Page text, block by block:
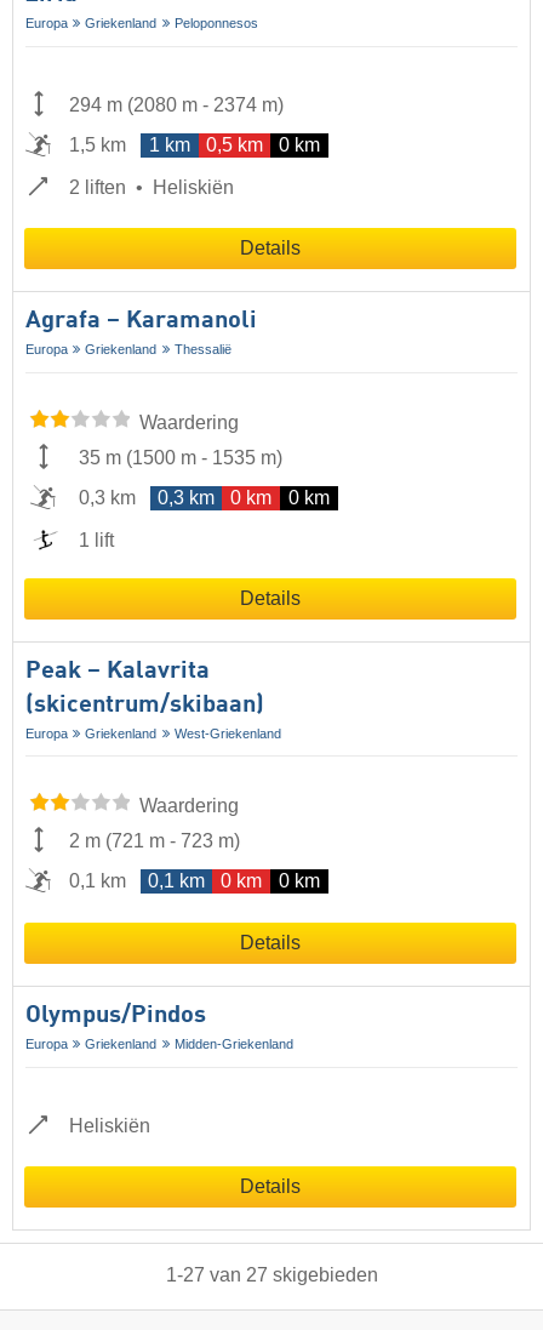
Europa Griekenland Peloponnesos
294 m (2080 m - 2374 m)
1,5 km
1 km 0,5 km 0 km
2 liften Heliskiën
Details
Agrafa – Karamanoli
Europa Griekenland Thessalië
Waardering
35 m (1500 m - 1535 m)
0,3 km
0,3 km 0 km 0 km
1 lift
Details
Peak – Kalavrita
(skicentrum/skibaan)
Europa Griekenland West-Griekenland
Waardering
2 m (721 m - 723 m)
0,1 km
0,1 km 0 km 0 km
Details
Olympus/​Pindos
Europa Griekenland Midden-Griekenland
Heliskiën
Details
1-27 van 27 skigebieden